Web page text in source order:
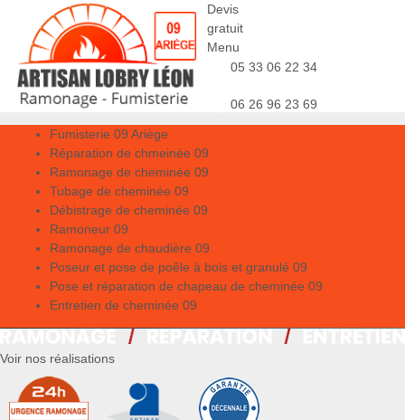
Devis
gratuit
Menu
05 33 06 22 34
06 26 96 23 69
Fumisterie 09 Ariège
Réparation de chmeinée 09
Ramonage de cheminée 09
Tubage de cheminée 09
Débistrage de cheminée 09
Ramoneur 09
Ramonage de chaudière 09
Poseur et pose de poêle à bois et granulé 09
Pose et réparation de chapeau de cheminée 09
Entretien de cheminée 09
Voir nos réalisations